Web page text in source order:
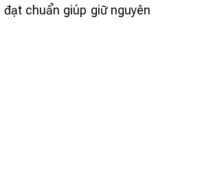
chuẩn giúp giữ nguyên